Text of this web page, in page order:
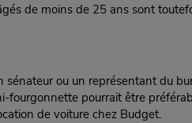
de moins de 25 ans sont
ou un représentant du
fourgonnette pourrait être
de voiture chez Budget.